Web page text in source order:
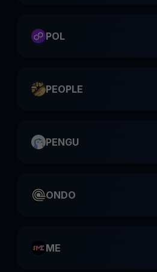
POL
PEOPLE
PENGU
ONDO
ME